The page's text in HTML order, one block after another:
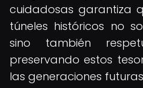
cuidadosas garantiza
túneles históricos no
sino también
preservando estos
las generaciones